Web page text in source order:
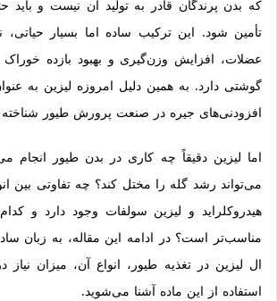
که بدن پرندگان قادر به تولید آن نیست و باید
تأمین شود. این ترکیب ساده اما بسیار
عضلات، افزایش وزن‌گیری و بهبود بازده
گوشتی دارد. به همین دلیل امروزه لیزین به
افزودنی‌های جیره در صنعت پرورش طیور
اما لیزین دقیقاً چه کاری در بدن طیور انجام
می‌تواند رشد گله را مختل کند؟ چه تفاوتی بین
هیدروکلراید و لیزین سولفات وجود دارد و
مناسب‌تر است؟ در ادامه این مقاله، به زبان
ال لیزین در تغذیه طیور، انواع آن، میزان
استفاده از این ماده آشنا می‌شوید.